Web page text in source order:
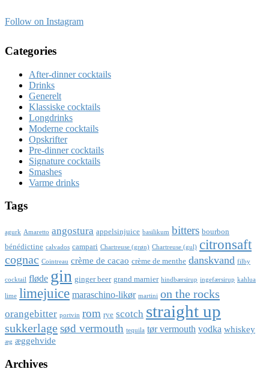
Follow on Instagram
Categories
After-dinner cocktails
Drinks
Generelt
Klassiske cocktails
Longdrinks
Moderne cocktails
Opskrifter
Pre-dinner cocktails
Signature cocktails
Smashes
Varme drinks
Tags
agurk Amaretto angostura appelsinjuice basilikum bitters bourbon
bénédictine calvados campari Chartreuse (grøn) Chartreuse (gul) citronsaft
cognac Cointreau crème de cacao crème de menthe danskvand filby
cocktail fløde gin ginger beer grand marnier hindbærsirup ingefærsirup kahlua
lime limejuice maraschino-likør martini on the rocks
orangebitter portvin rom rye scotch straight up
sukkerlagesød vermouth tequila tør vermouth vodka whiskey
æg æggehvide
Archives